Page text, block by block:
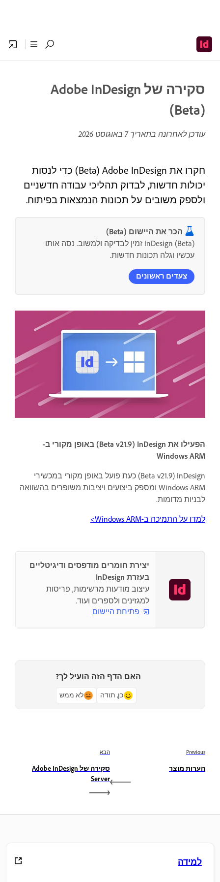
סקירה של Adobe InDesign
‏(Beta)
עודכן לאחרונה בתאריך7 באוגוסט 2026
חקרו את Adobe InDesign ‏(Beta) כדי לנסות
יכולות חדשות, לבדוק תהליכי עבודה חדשניים
ולספק משובים על תכונות הנמצאות בפיתוח.
הכר את היישום (Beta)
InDesign (Beta) זמין לבדיקה ולמשוב. נסה אותו
עכשיו וגלה תכונות חדשות.
צעדים ראשונים
הפעילו את InDesign ‏(Beta v21.9) באופן מקורי ב-
Windows ARM
InDesign ‏(Beta v21.9) כעת פועל באופן מקורי במכשירי
Windows ARM ומספק ביצועים ויציבות משופרים בהשוואה
לבניות מדומות.
למדו על התמיכה ב-Windows ARM‏>
יצירת חומרים מודפסים ודיגיטליים
בעזרת InDesign
עיצוב מודעות מרשימות, פריסות
למגזינים ולספרים ועוד.
פתיחת היישום
האם הדף הזה הועיל לך?
כן, תודה לא ממש
Previous
הערות מוצר
הבא
סקירה של Adobe InDesign
Server
למידה